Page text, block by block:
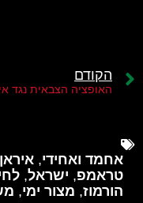
הקודם
אחמד ואחידי, איראן
טראמפ, ישראל,
הורמוז, מצור ימי,